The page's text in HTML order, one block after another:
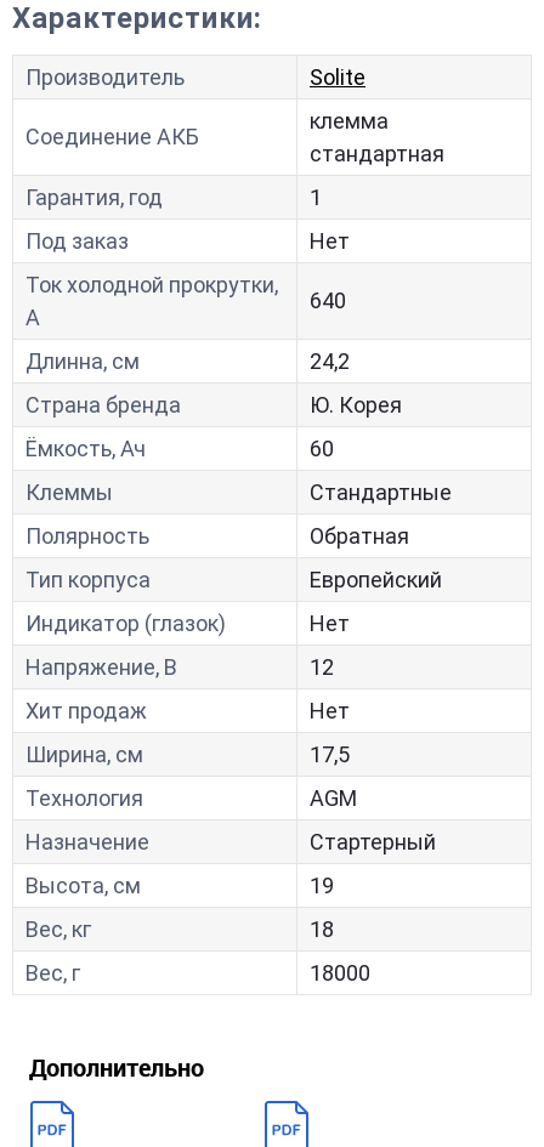
Характеристики:
Производитель Solite
Соединение АКБ
клемма
стандартная
Гарантия, год
1
Под заказ
Нет
Ток холодной прокрутки,
A
640
Длинна, см
24,2
Страна бренда
Ю. Корея
Ёмкость, Ач
60
Клеммы
Стандартные
Полярность
Обратная
Тип корпуса
Европейский
Индикатор (глазок)
Нет
Напряжение, В
12
Хит продаж
Нет
Ширина, см
17,5
Технология
AGM
Назначение
Стартерный
Высота, см
19
Вес, кг
18
Вес, г
18000
Дополнительно